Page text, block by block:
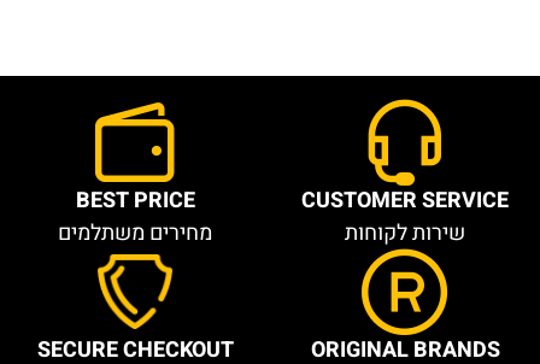
CUSTOMER SERVICE
שירות לקוחות
BEST PRICE
מחירים משתלמים
ORIGINAL BRANDS
SECURE CHECKOUT